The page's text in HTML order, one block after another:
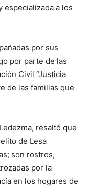
especializada a los
por sus
por parte de las
Civil “Justicia
de las familias que
resaltó que
de Lesa
son rostros,
por la
en los hogares de